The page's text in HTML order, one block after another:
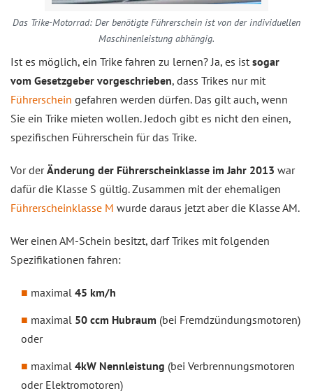
Das Trike-Motorrad: Der benötigte Führerschein ist von der individuellen
Maschinenleistung abhängig.
Ist es möglich, ein Trike fahren zu lernen? Ja, es ist sogar
vom Gesetzgeber vorgeschrieben, dass Trikes nur mit
Führerschein gefahren werden dürfen. Das gilt auch, wenn
Sie ein Trike mieten wollen. Jedoch gibt es nicht den einen,
spezifischen Führerschein für das Trike.
Vor derÄnderung der Führerscheinklasse im Jahr 2013 war
dafür die Klasse S gültig. Zusammen mit der ehemaligen
Führerscheinklasse M wurde daraus jetzt aber die Klasse AM.
Wer einen AM-Schein besitzt, darf Trikes mit folgenden
Spezifikationen fahren:
maximal 45 km/h
maximal 50 ccm Hubraum (bei Fremdzündungsmotoren)
oder
maximal 4kW Nennleistung (bei Verbrennungsmotoren
oder Elektromotoren)